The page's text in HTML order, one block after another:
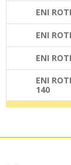
ENI
ENI
ENI
ENI
140